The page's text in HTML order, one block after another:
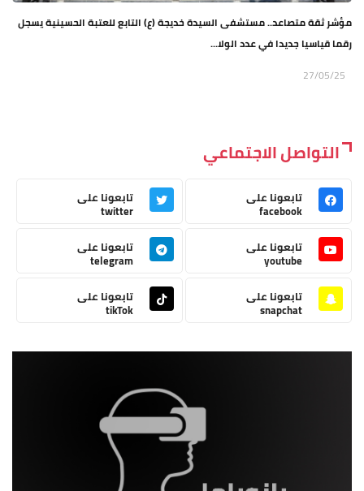
مؤشر ثقة متصاعد.. مستشفى السيدة خديجة (ع) التابع للعتبة الحسينية يسجل
رقما قياسيا جديدا في عدد الولا...
27/05/25
التواصل الاجتماعي
تابعونا على
facebook
تابعونا على
twitter
تابعونا على
youtube
تابعونا على
telegram
تابعونا على
snapchat
تابعونا على
tikTok